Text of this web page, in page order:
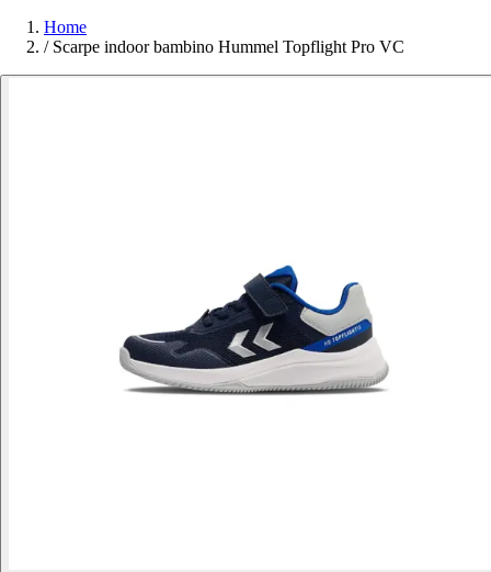
Home
/ Scarpe indoor bambino Hummel Topflight Pro VC